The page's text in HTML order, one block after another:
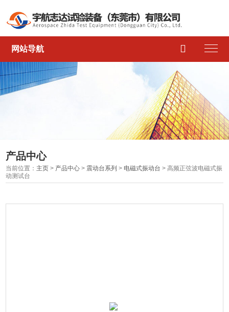
网站导航 
产品中心
当前位置： 主页 > 产品中心 > 震动台系列 > 电磁式振动台 > 高频正弦波电磁式振
动测试台